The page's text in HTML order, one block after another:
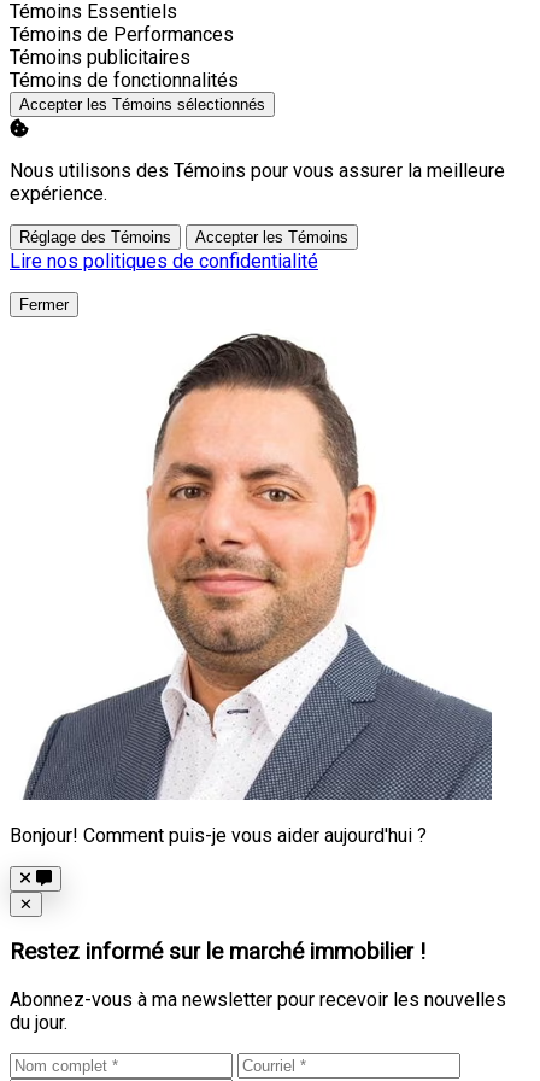
Activer
Témoins Essentiels
Activer
Témoins de Performances
Activer
Témoins publicitaires
Activer
Témoins de fonctionnalités
Accepter les Témoins sélectionnés
Nous utilisons des Témoins pour vous assurer la meilleure
expérience.
Réglage des Témoins Accepter les Témoins
Lire nos politiques de confidentialité
Fermer
Bonjour! Comment puis-je vous aider aujourd'hui ?
Close
✕
Restez informé sur le marché immobilier !
Abonnez-vous à ma newsletter pour recevoir les nouvelles
du jour.